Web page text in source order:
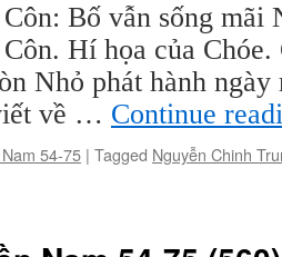
Bố vẫn sống mãi
Hí họa của
Nhỏ phát hành
về … Continue
54-75 | Tagged Nguyễn Chinh